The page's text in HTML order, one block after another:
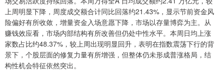
上周明显下降，周度成交额合计同比回落约21.43%，显示节前资金风
险偏好有所收敛，增量资金入场意愿下降，市场以存量博弈为主。从
赚钱效应看，市场内部结构有所改善但仍处中性水平。本周日均上涨
家数占比约48.37%，较上周出现明显回升，表明在指数震荡下行的背
景下，个股层面的修复力量有所增强，但整体仍未形成普涨格局，结
构性机会特征依然突出。